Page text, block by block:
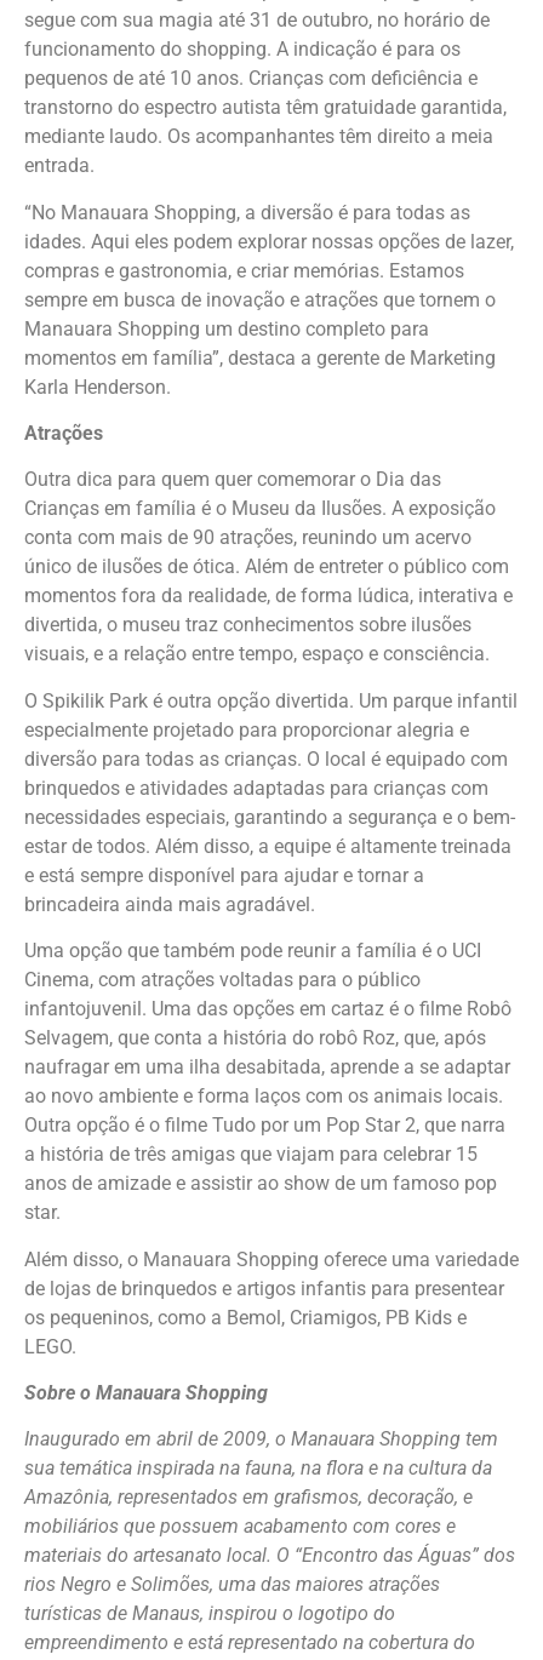
segue com sua magia até 31 de outubro, no horário de
funcionamento do shopping. A indicação é para os
pequenos de até 10 anos. Crianças com deficiência e
transtorno do espectro autista têm gratuidade garantida,
mediante laudo. Os acompanhantes têm direito a meia
entrada.
“No Manauara Shopping, a diversão é para todas as
idades. Aqui eles podem explorar nossas opções de lazer,
compras e gastronomia, e criar memórias. Estamos
sempre em busca de inovação e atrações que tornem o
Manauara Shopping um destino completo para
momentos em família”, destaca a gerente de Marketing
Karla Henderson.
Atrações
Outra dica para quem quer comemorar o Dia das
Crianças em família é o Museu da Ilusões. A exposição
conta com mais de 90 atrações, reunindo um acervo
único de ilusões de ótica. Além de entreter o público com
momentos fora da realidade, de forma lúdica, interativa e
divertida, o museu traz conhecimentos sobre ilusões
visuais, e a relação entre tempo, espaço e consciência.
O Spikilik Park é outra opção divertida. Um parque infantil
especialmente projetado para proporcionar alegria e
diversão para todas as crianças. O local é equipado com
brinquedos e atividades adaptadas para crianças com
necessidades especiais, garantindo a segurança e o bem-
estar de todos. Além disso, a equipe é altamente treinada
e está sempre disponível para ajudar e tornar a
brincadeira ainda mais agradável.
Uma opção que também pode reunir a família é o UCI
Cinema, com atrações voltadas para o público
infantojuvenil. Uma das opções em cartaz é o filme Robô
Selvagem, que conta a história do robô Roz, que, após
naufragar em uma ilha desabitada, aprende a se adaptar
ao novo ambiente e forma laços com os animais locais.
Outra opção é o filme Tudo por um Pop Star 2, que narra
a história de três amigas que viajam para celebrar 15
anos de amizade e assistir ao show de um famoso pop
star.
Além disso, o Manauara Shopping oferece uma variedade
de lojas de brinquedos e artigos infantis para presentear
os pequeninos, como a Bemol, Criamigos, PB Kids e
LEGO.
Sobre o Manauara Shopping
Inaugurado em abril de 2009, o Manauara Shopping tem
sua temática inspirada na fauna, na flora e na cultura da
Amazônia, representados em grafismos, decoração, e
mobiliários que possuem acabamento com cores e
materiais do artesanato local. O “Encontro das Águas” dos
rios Negro e Solimões, uma das maiores atrações
turísticas de Manaus, inspirou o logotipo do
empreendimento e está representado na cobertura do